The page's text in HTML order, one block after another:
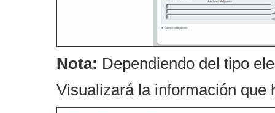
Nota: Dependiendo del tipo
Visualizará la información que